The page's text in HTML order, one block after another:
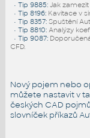
• Tip 9885: Jak
• Tip 8196: Kavitace v
• Tip 8357: Spuštění
• Tip 8810: Analýzy
• Tip 9087:
CFD.
Nový pojem nebo
můžete nastavit v
českých CAD
slovníček příkazů